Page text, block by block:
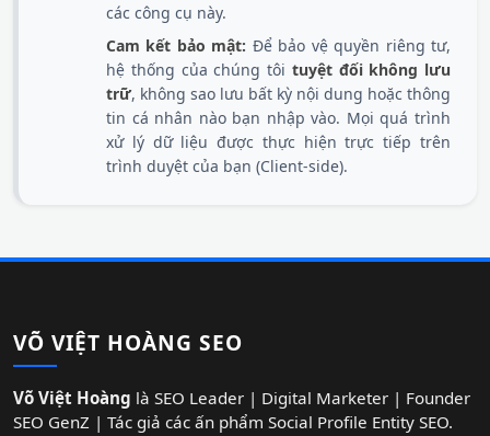
các công cụ này.
Cam kết bảo mật: Để bảo vệ quyền riêng tư,
hệ thống của chúng tôi tuyệt đối không lưu
trữ, không sao lưu bất kỳ nội dung hoặc thông
tin cá nhân nào bạn nhập vào. Mọi quá trình
xử lý dữ liệu được thực hiện trực tiếp trên
trình duyệt của bạn (Client-side).
VÕ VIỆT HOÀNG SEO
Võ Việt Hoàng là SEO Leader | Digital Marketer | Founder
SEO GenZ | Tác giả các ấn phẩm Social Profile Entity SEO.